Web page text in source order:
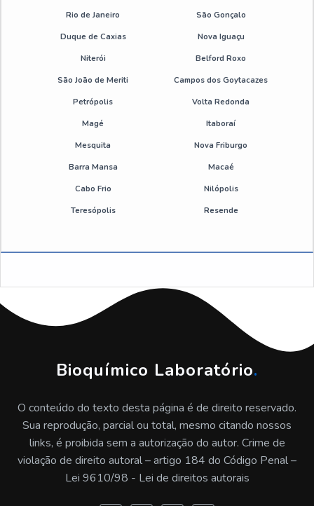
Desmoldante pintável
Emulsão de silicone valor
Desengripante spray 300ml sp
Óleo desengripante spray preço
Desengripante spray atacado sp
Emulsão de silicone sp
Antiderrapante para correia preço
Emulsão de silicone industrial valor
Desmoldante de silicone sp
Desmoldante spray para moldes plastico sp
Emulsão de silicone antiespumante preço
Emulsão de silicone a venda
Rio de Janeiro São Gonçalo
Duque de Caxias Nova Iguaçu
Niterói Belford Roxo
São João de Meriti Campos dos Goytacazes
Petrópolis Volta Redonda
Magé Itaboraí
Mesquita Nova Friburgo
Barra Mansa Macaé
Cabo Frio Nilópolis
Teresópolis Resende
Bioquímico Laboratório.
O conteúdo do texto desta página é de direito reservado.
Sua reprodução, parcial ou total, mesmo citando nossos
links, é proibida sem a autorização do autor. Crime de
violação de direito autoral – artigo 184 do Código Penal –
Lei 9610/98 - Lei de direitos autorais